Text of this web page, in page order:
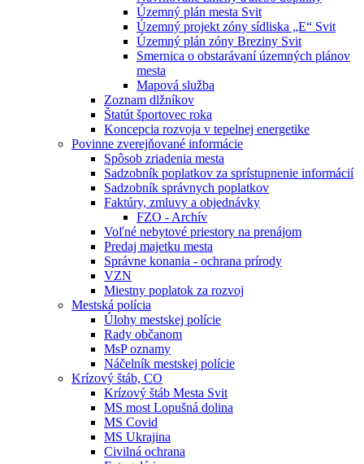
Územný plán mesta Svit
Územný projekt zóny sídliska „E“ Svit
Územný plán zóny Breziny Svit
Smernica o obstarávaní územných plánov
mesta
Mapová služba
Zoznam dlžníkov
Štatút športovec roka
Koncepcia rozvoja v tepelnej energetike
Povinne zverejňované informácie
Spôsob zriadenia mesta
Sadzobník poplatkov za sprístupnenie informácií
Sadzobník správnych poplatkov
Faktúry, zmluvy a objednávky
FZO - Archív
Voľné nebytové priestory na prenájom
Predaj majetku mesta
Správne konania - ochrana prírody
VZN
Miestny poplatok za rozvoj
Mestská polícia
Úlohy mestskej polície
Rady občanom
MsP oznamy
Náčelník mestskej polície
Krízový štáb, CO
Krízový štáb Mesta Svit
MS most Lopušná dolina
MS Covid
MS Ukrajina
Civilná ochrana